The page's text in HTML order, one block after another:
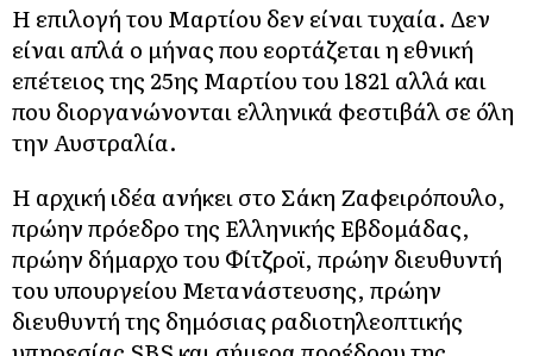
Η επιλογή του Μαρτίου δεν είναι τυχαία. Δεν
είναι απλά ο μήνας που εορτάζεται η εθνική
επέτειος της 25ης Μαρτίου του 1821 αλλά και
που διοργανώνονται ελληνικά φεστιβάλ σε όλη
την Αυστραλία.
Η αρχική ιδέα ανήκει στο Σάκη Ζαφειρόπουλο,
πρώην πρόεδρο της Ελληνικής Εβδομάδας,
πρώην δήμαρχο του Φίτζροϊ, πρώην διευθυντή
του υπουργείου Μετανάστευσης, πρώην
διευθυντή της δημόσιας ραδιοτηλεοπτικής